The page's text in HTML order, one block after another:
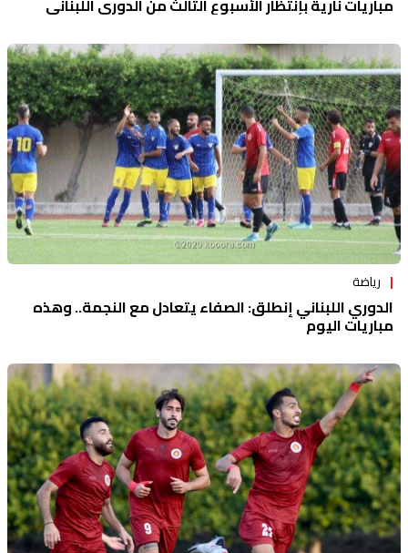
رياضة
الدوري اللبناني إنطلق: الصفاء يتعادل مع النجمة.. وهذه
مباريات اليوم